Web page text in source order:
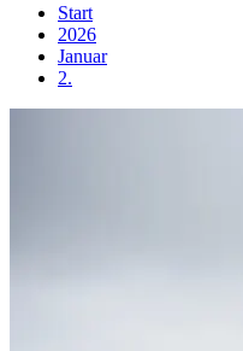
Start
2026
Januar
2.